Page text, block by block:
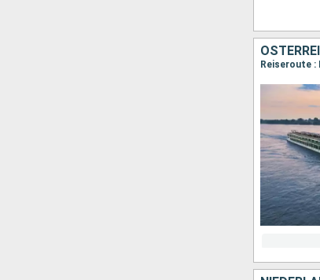
Reiseroute :